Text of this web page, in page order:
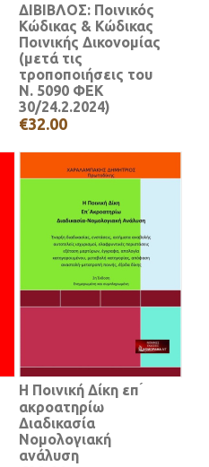
ΔΙΒΙΒΛΟΣ: Ποινικός
Κώδικας & Κώδικας
Ποινικής Δικονομίας
(μετά τις
τροποποιήσεις του
Ν. 5090 ΦΕΚ
30/24.2.2024)
€32.00
Η Ποινική Δίκη επ ́
ακροατηρίω
Διαδικασία
Νομολογιακή
ανάλυση